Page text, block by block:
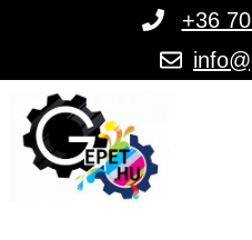
tartalomba
+36